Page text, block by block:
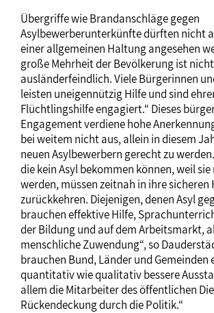
Übergriffe wie Brandanschläge gegen
Asylbewerberunterkünfte dürften nicht
einer allgemeinen Haltung angesehen
große Mehrheit der Bevölkerung ist nicht
ausländerfeindlich. Viele Bürgerinnen
leisten uneigennützig Hilfe und sind
Flüchtlingshilfe engagiert.“ Dieses
Engagement verdiene hohe
bei weitem nicht aus, allein in diesem
neuen Asylbewerbern gerecht zu
die kein Asyl bekommen können, weil
werden, müssen zeitnah in ihre
zurückkehren. Diejenigen, denen Asyl
brauchen effektive Hilfe,
der Bildung und auf dem Arbeitsmarkt,
menschliche Zuwendung“, so
brauchen Bund, Länder und Gemeinden
quantitativ wie qualitativ bessere
allem die Mitarbeiter des öffentlichen
Rückendeckung durch die Politik.“